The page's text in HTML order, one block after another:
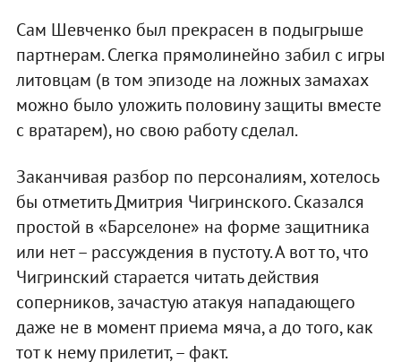
Сам Шевченко был прекрасен в подыгрыше
партнерам. Слегка прямолинейно забил с игры
литовцам (в том эпизоде на ложных замахах
можно было уложить половину защиты вместе
с вратарем), но свою работу сделал.
Заканчивая разбор по персоналиям, хотелось
бы отметить Дмитрия Чигринского. Сказался
простой в «Барселоне» на форме защитника
или нет – рассуждения в пустоту. А вот то, что
Чигринский старается читать действия
соперников, зачастую атакуя нападающего
даже не в момент приема мяча, а до того, как
тот к нему прилетит, – факт.